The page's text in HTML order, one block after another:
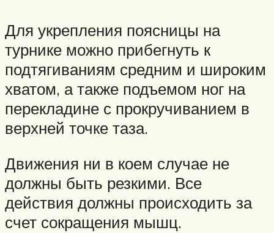
Для укрепления поясницы на
турнике можно прибегнуть к
подтягиваниям средним и широким
хватом, а также подъемом ног на
перекладине с прокручиванием в
верхней точке таза.
Движения ни в коем случае не
должны быть резкими. Все
действия должны происходить за
счет сокращения мышц.